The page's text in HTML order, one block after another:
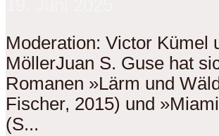
Moderation: Victor Kümel
MöllerJuan S. Guse hat
Romanen »Lärm und
Fischer, 2015) und
(S...